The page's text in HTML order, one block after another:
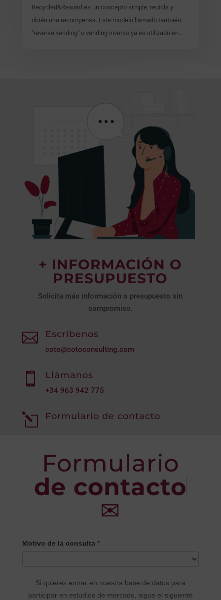
Recycled&Reward es un concepto simple, recicla y
obtén una recompensa. Este modelo llamado también
"reverse vending" o vending inverso ya es utilizado en...
+ INFORMACIÓN O
PRESUPUESTO
Solicita más información o presupuesto sin
compromiso.
 Escríbenos
coto@cotoconsulting.com
 Llámanos
+34 963 942 775
l Formulario de contacto
Formulario
de contacto
✉
CONTACTO
Motivo de la consulta *
Si quieres entrar en nuestra base de datos para
participar en estudios de mercado, sigue el siguiente